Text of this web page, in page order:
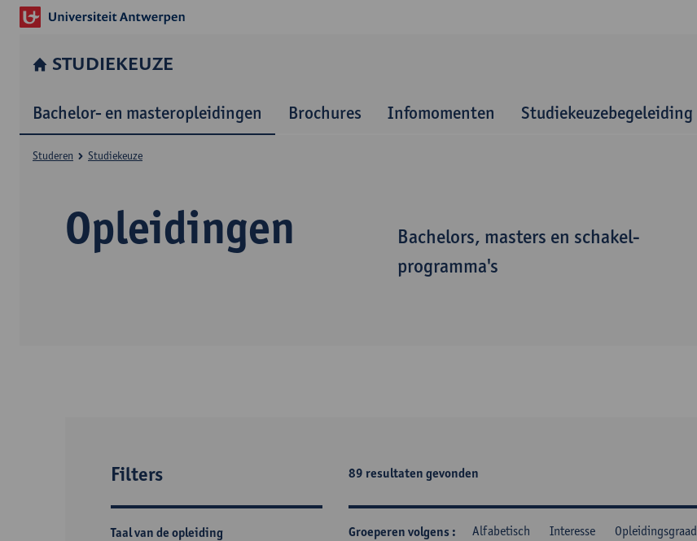
STUDIEKEUZE
Bachelor- en masteropleidingen Brochures Infomomenten Studiekeuzebegeleiding
Opleidingen
Bachelors, masters en schakel­
programma's
Studeren Studiekeuze
Filters
Taal van de opleiding
89 resultaten gevonden
Groeperen volgens Alfabetisch Interesse Opleidingsgraad